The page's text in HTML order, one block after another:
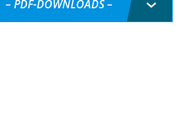
– PDF-DOWNLOADS –